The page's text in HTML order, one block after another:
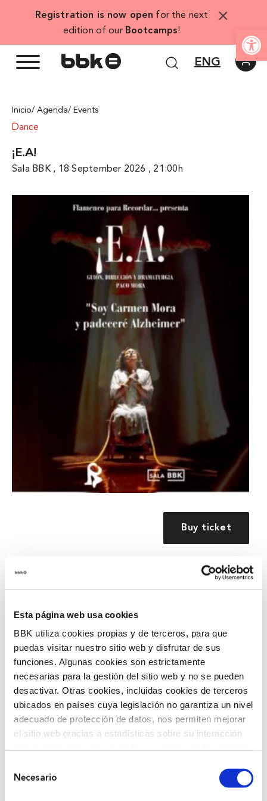
Esta página web usa cookies
BBK utiliza cookies propias y de terceros, para que
puedas visitar nuestro sitio web y disfrutar de sus
funciones. Algunas cookies son estrictamente
necesarias para la gestión del sitio web y no se pueden
desactivar. Otras cookies, incluidas cookies de terceros
ubicados en países cuya legislación no garantiza un nivel
adecuado de protección de datos, nos permiten mejorar
el sitio web gracias a estadísticas sobre su interacción
el uso que haga del sitio web con nuestros partners de
Necesario
Registration is now open for the next
edition of our Bootcamps!
×
ENG
Inicio/ Agenda/ Events
Dance
¡E.A!
Sala BBK , 18 September 2026 , 21:00h
Buy ticket
Closely connected to the Gogorarazteko
Therapeutic Flamenco Project,
Oroigarri baten koplak
can be considered its
prequel.
It tells the story of the creative process and
how a caregiver (Paco Mora) transforms his
mother Carmen Mora’s journey with Alzheimer’s
into a process of living with the disease in a less
painful way, finding shared paths that allow